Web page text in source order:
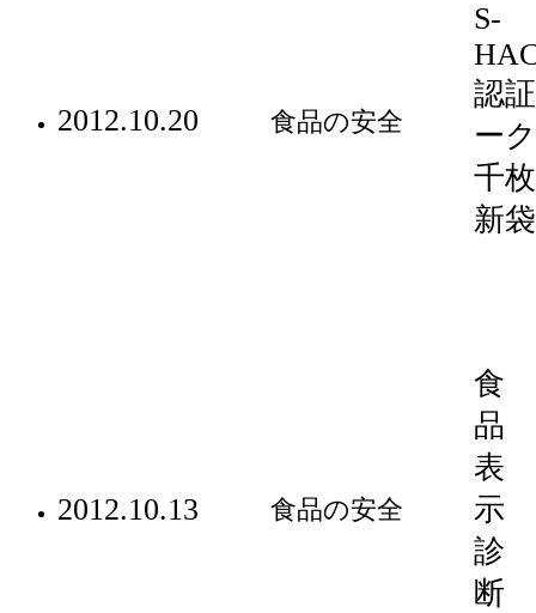
2012.10.20 食品の安全
S-
認
ー
千
新袋
2012.10.13 食品の安全
食
品
表
示
診
断